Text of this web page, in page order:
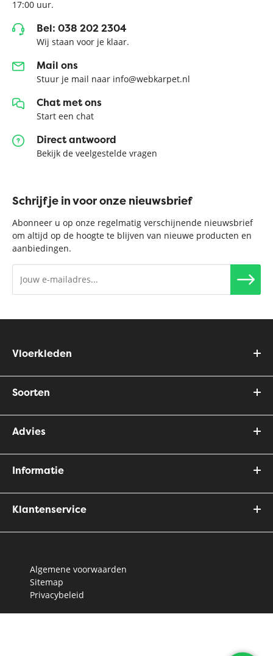
17:00 uur.
Bel: 038 202 2304
Wij staan voor je klaar.
Mail ons
Stuur je mail naar info@webkarpet.nl
Chat met ons
Start een chat
Direct antwoord
Bekijk de veelgestelde vragen
Schrijf je in voor onze nieuwsbrief
Abonneer u op onze regelmatig verschijnende nieuwsbrief
om altijd op de hoogte te blijven van nieuwe producten en
aanbiedingen.
Vloerkleden
Soorten
Advies
Informatie
Klantenservice
Algemene voorwaarden
Sitemap
Privacybeleid